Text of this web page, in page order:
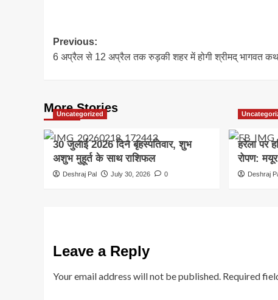
Post
navigation
Previous:
6 अप्रैल से 12 अप्रैल तक रुड़की शहर में होगी श्रीमद् भागवत
More Stories
Uncategorized
30 जुलाई 2026 दिन बृहस्पतिवार, शुभ
अशुभ मुहूर्त के साथ राशिफल
Deshraj Pal July 30, 2026 0
हरेला पर
रोपण: मयूर
Deshraj
Leave a Reply
Your email address will not be published. Required